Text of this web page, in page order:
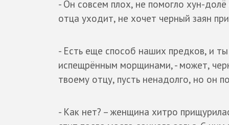
- Он совсем плох, не помогло хун-
отца уходит, не хочет черный заян
- Есть еще способ наших предков, и
испещрённым морщинами, - может,
твоему отцу, пусть ненадолго, но он
- Как нет? – женщина хитро